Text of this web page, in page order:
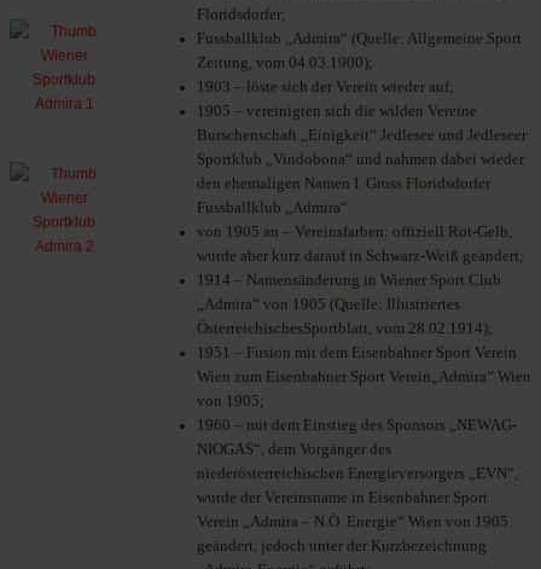
Floridsdorfer;
Fussballklub „Admira“ (Quelle: Allgemeine Sport
Zeitung, vom 04.03.1900);
1903 – löste sich der Verein wieder auf;
1905 – vereinigten sich die wilden Vereine
Burschenschaft „Einigkeit“ Jedlesee und Jedleseer
Sportklub „Vindobona“ und nahmen dabei wieder
den ehemaligen Namen I. Gross Floridsdorfer
Fussballklub „Admira“
von 1905 an – Vereinsfarben: offiziell Rot-Gelb,
wurde aber kurz darauf in Schwarz-Weiß geändert;
1914 – Namensänderung in Wiener Sport Club
„Admira“ von 1905 (Quelle: Illustriertes
ÖsterreichischesSportblatt, vom 28.02.1914);
1951 – Fusion mit dem Eisenbahner Sport Verein
Wien zum Eisenbahner Sport Verein„Admira“ Wien
von 1905;
1960 – mit dem Einstieg des Sponsors „NEWAG-
NIOGAS“, dem Vorgänger des
niederösterreichischen Energieversorgers „EVN“,
wurde der Vereinsname in Eisenbahner Sport
Verein „Admira – N.Ö. Energie“ Wien von 1905
geändert, jedoch unter der Kurzbezeichnung